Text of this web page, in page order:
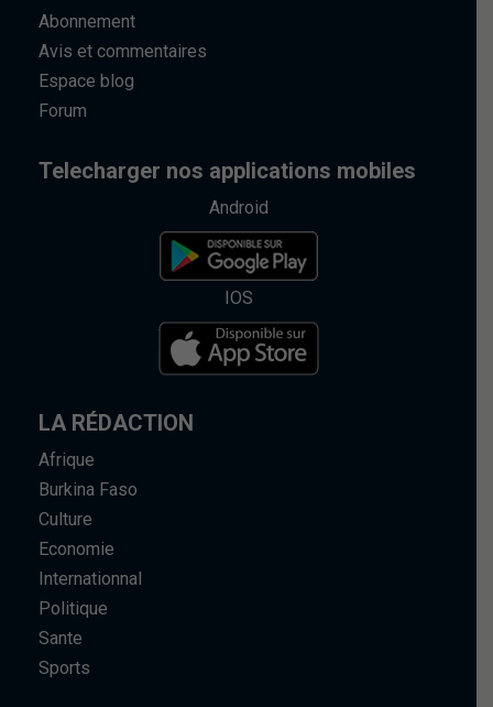
Abonnement
Avis et commentaires
Espace blog
Forum
Telecharger nos applications mobiles
Android
IOS
LA RÉDACTION
Afrique
Burkina Faso
Culture
Economie
Internationnal
Politique
Sante
Sports